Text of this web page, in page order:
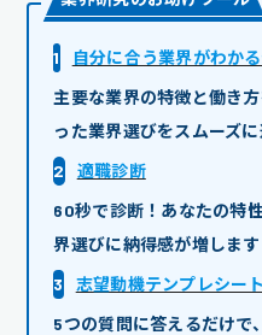
1
自分に合う業界がわか
主要な業界の特徴と働き
った業界選びをスムーズに
2
適職診断
60秒で診断！あなたの特
界選びに納得感が増します
3
志望動機テンプレシート
5つの質問に答えるだけで